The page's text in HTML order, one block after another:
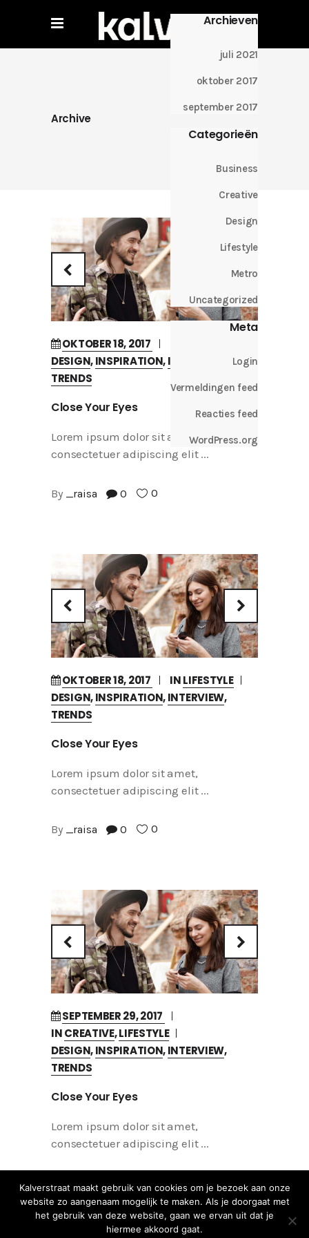
Archieven
juli 2021
oktober 2017
september 2017
Categorieën
Business
Creative
Design
Lifestyle
Metro
Uncategorized
Meta
Login
Vermeldingen feed
Reacties feed
WordPress.org
Archive
OKTOBER 18, 2017
DESIGN,INSPIRATION,INTERVIEW
TRENDS
Close Your Eyes
Lorem ipsum dolor sit amet,
consectetuer adipiscing elit
By _raisa 0 0
OKTOBER 18, 2017 INLIFESTYLE
DESIGN,INSPIRATION,INTERVIEW,
TRENDS
Close Your Eyes
Lorem ipsum dolor sit amet,
consectetuer adipiscing elit
By _raisa 0 0
SEPTEMBER 29, 2017
INCREATIVE,LIFESTYLE
DESIGN,INSPIRATION,INTERVIEW,
TRENDS
Close Your Eyes
Lorem ipsum dolor sit amet,
consectetuer adipiscing elit
By_raisa 0 0
Kalverstraat maakt gebruik van cookies om je bezoek aan onze
website zo aangenaam mogelijk te maken. Als je doorgaat met
het gebruik van deze website, gaan we ervan uit dat je
hiermee akkoord gaat.